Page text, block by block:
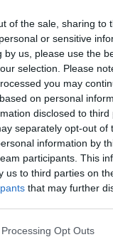
of the sale, sharing to
or sensitive
by us, please use the
selection. Please
you may
on personal
disclosed to
separately opt-out of
information by
participants. This
us to third parties on
that may further
Opt Outs
και
να βρείτε
τυριών με
πιο έντονες κι
οποίες δεν
και είναι πιο
και το
το
ενώ πιο
την έξτρα γεύση